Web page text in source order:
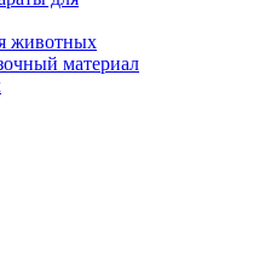
животных
материал